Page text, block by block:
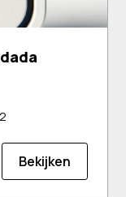
2
Bekijken